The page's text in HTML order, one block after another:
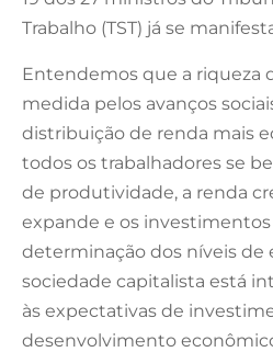
Trabalho (TST) já se
Entendemos que a riqueza
medida pelos avanços
distribuição de renda mais
todos os trabalhadores se
de produtividade, a renda
expande e os investimentos
determinação dos níveis
sociedade capitalista está
às expectativas de
desenvolvimento